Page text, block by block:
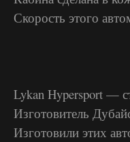
Скорость этого
Lykan Hypersport —
Изготовитель
Изготовили этих